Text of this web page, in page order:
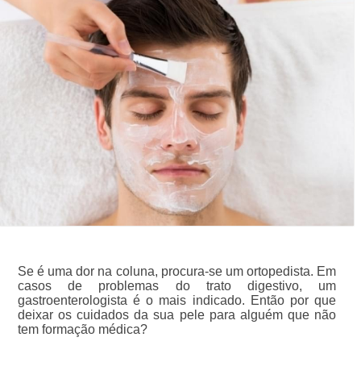
Se é uma dor na coluna, procura-se um ortopedista. Em
casos de problemas do trato digestivo, um
gastroenterologista é o mais indicado. Então por que
deixar os cuidados da sua pele para alguém que não
tem formação médica?